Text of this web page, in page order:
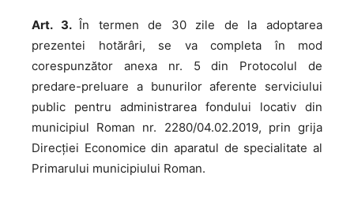
Art. 3.În termen de 30 zile de la adoptarea
prezentei hotărâri, se va completa în mod
corespunzător anexa nr. 5 din Protocolul de
predare-preluare a bunurilor aferente serviciului
public pentru administrarea fondului locativ din
municipiul Roman nr. 2280/04.02.2019, prin grija
Direcției Economice din aparatul de specialitate al
Primarului municipiului Roman.